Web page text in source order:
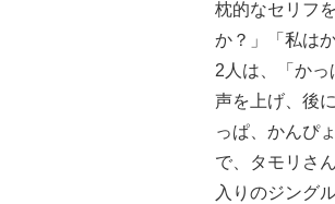
枕的なセリフ
か？」「私は
2人は、「か
声を上げ、後
っぱ、かんぴ
で、タモリさ
入りのジング